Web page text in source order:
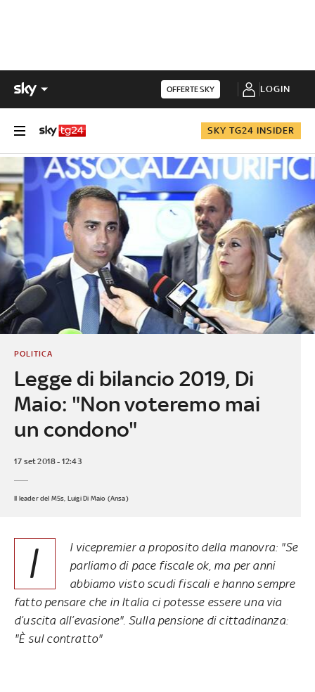
OFFERTE SKY LOGIN
SKY TG24 INSIDER
Legge di bilancio 2019, Di
Maio: "Non voteremo mai
un condono"
POLITICA
17 set 2018 - 12:43
Il leader del M5s, Luigi Di Maio (Ansa)
I
l vicepremier a proposito della manovra: "Se
parliamo di pace fiscale ok, ma per anni
abbiamo visto scudi fiscali e hanno sempre
fatto pensare che in Italia ci potesse essere una via
d’uscita all’evasione". Sulla pensione di cittadinanza:
"È sul contratto"